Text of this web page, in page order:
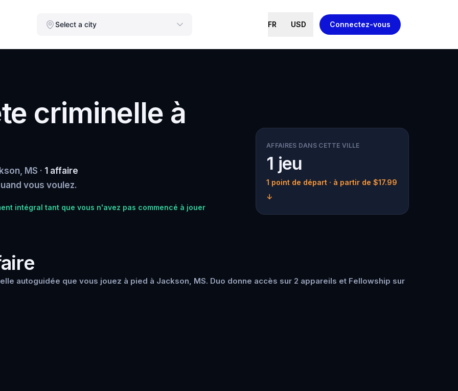
Select a city FR USD Connectez-vous
criminelle à
MS · 1 affaire
vous voulez.
intégral tant que vous n'avez pas commencé à jouer
AFFAIRES DANS CETTE VILLE
1 jeu
1 point de départ · à partir de $17.99
↓
autoguidée que vous jouez à pied à Jackson, MS. Duo donne accès sur 2 appareils et Fellowship sur